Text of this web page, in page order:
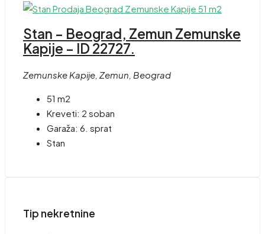
Stan – Beograd, Zemun Zemunske
Kapije – ID 22727.
Zemunske Kapije, Zemun, Beograd
51 m2
Kreveti: 2 soban
Garaža: 6. sprat
Stan
Tip nekretnine